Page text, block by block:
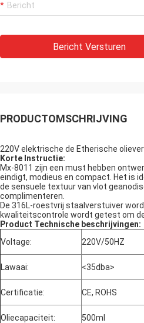
Bericht Versturen
PRODUCTOMSCHRIJVING
220V elektrische de Etherische
Korte Instructie:
Mx-8011 zijn een must hebben
eindigt, modieus en compact. Het is
de sensuele textuur van vlot
complimenteren.
De 316L-roestvrij staalverstuiver
kwaliteitscontrole wordt getest om
Product Technische beschrijvingen:
Voltage:
220V/50HZ
Lawaai: <35dba>
Certificatie: CE, ROHS
Oliecapaciteit: 500ml